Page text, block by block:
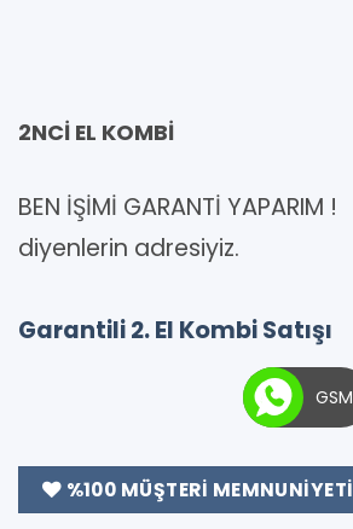
2NCİ EL KOMBİ
BEN İŞİMİ GARANTİ YAPARIM !
diyenlerin adresiyiz.
Garantili 2. El Kombi Satışı
%100 MÜŞTERI MEMNUNIYETI
GSM